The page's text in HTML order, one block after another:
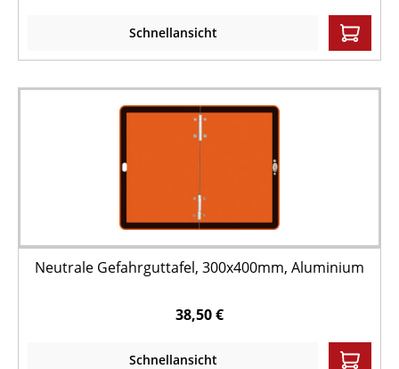
Schnellansicht
Neutrale Gefahrguttafel, 300x400mm, Aluminium
38,50 €
Schnellansicht